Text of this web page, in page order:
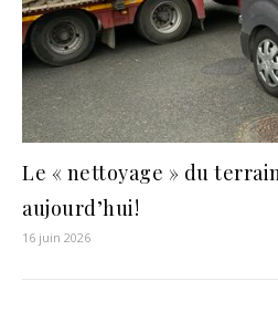
Le « nettoyage » du
aujourd’hui!
16 juin 2026